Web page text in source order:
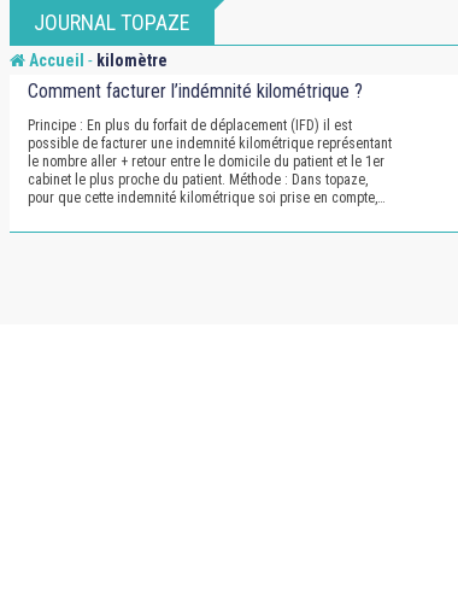
JOURNAL TOPAZE
Accueil - kilomètre
Comment facturer l’indémnité kilométrique ?
Principe : En plus du forfait de déplacement (IFD) il est
possible de facturer une indemnité kilométrique représentant
le nombre aller + retour entre le domicile du patient et le 1er
cabinet le plus proche du patient. Méthode : Dans topaze,
pour que cette indemnité kilométrique soi prise en compte,…